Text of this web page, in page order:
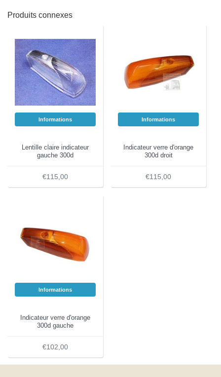
Produits connexes
Informations
Lentille claire indicateur
gauche 300d
€115,00
Informations
Indicateur verre d'orange
300d droit
€115,00
Informations
Indicateur verre d'orange
300d gauche
€102,00